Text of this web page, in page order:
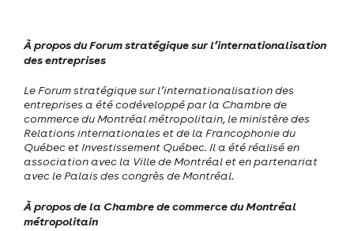
À propos du Forum stratégique sur l’internationalisation
des entreprises
Le Forum stratégique sur l’internationalisation des
entreprises a été codéveloppé par la Chambre de
commerce du Montréal métropolitain, leministère des
Relations internationales et de la Francophonie du
Québec et Investissement Québec. Il a été réalisé en
association avec la Ville de Montréal et en partenariat
avec le Palais des congrès de Montréal.
À propos de la Chambre de commerce du Montréal
métropolitain